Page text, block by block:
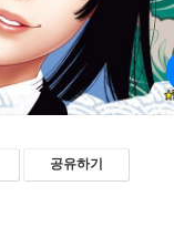
공유하기